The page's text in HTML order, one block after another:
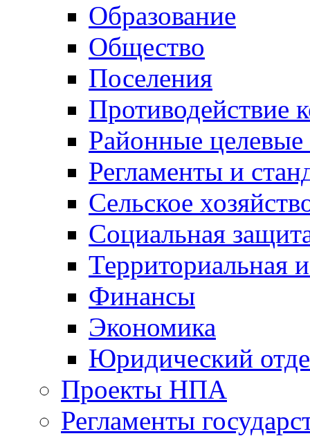
Образование
Общество
Поселения
Противодействие
Районные
Регламенты и
Сельское
Социальная
Территориальная
Финансы
Экономика
Юридический
Проекты НПА
Регламенты